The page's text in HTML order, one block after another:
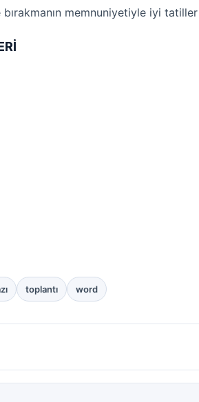
bırakmanın memnuniyetiyle iyi
toplantı word